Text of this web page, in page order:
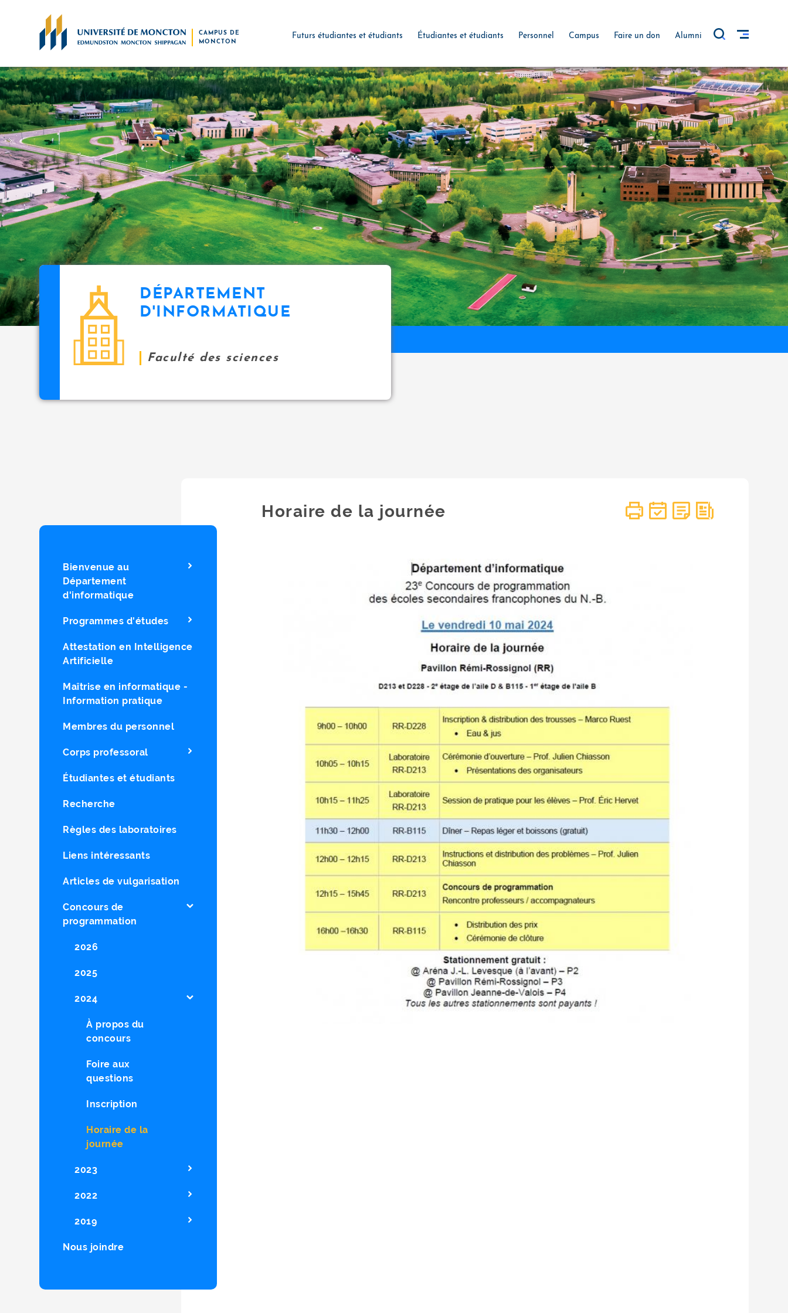
CAMPUS DE
MONCTON
Futurs étudiantes et étudiants Étudiantes et étudiants Personnel Campus Faire un don Alumni
DÉPARTEMENT
D'INFORMATIQUE
Faculté des sciences
Bienvenue au
Département
d'informatique
Programmes d'études
Attestation en Intelligence
Artificielle
Maîtrise en informatique -
Information pratique
Membres du personnel
Corps professoral
Étudiantes et étudiants
Recherche
Règles des laboratoires
Liens intéressants
Articles de vulgarisation
Concours de
programmation
2026
2025
2024
À propos du
concours
Foire aux
questions
Inscription
Horaire de la
journée
2023
2022
2019
Nous joindre
Horaire de la journée